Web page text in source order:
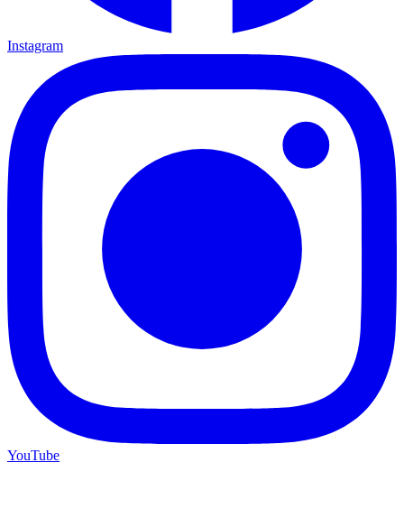
Instagram
YouTube